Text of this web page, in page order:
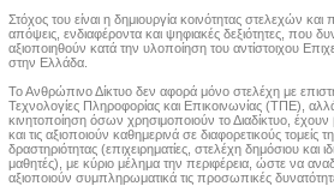
Στόχος του είναι η δημιουργία κοινότητας στελεχών
απόψεις, ενδιαφέροντα και ψηφιακές δεξιότητες, που
αξιοποιηθούν κατά την υλοποίηση του αντίστοιχου
στην Ελλάδα.
Το Ανθρώπινο Δίκτυο δεν αφορά μόνο στελέχη με
Τεχνολογίες Πληροφορίας και Επικοινωνίας (ΤΠΕ),
κινητοποίηση όσων χρησιμοποιούν το Διαδίκτυο, έχουν
και τις αξιοποιούν καθημερινά σε διαφορετικούς τομείς
δραστηριότητας (επιχειρηματίες, στελέχη δημόσιου και
μαθητές), με κύριο μέλημα την περιφέρεια, ώστε να
αξιοποιούν συμπληρωματικά τις προσωπικές